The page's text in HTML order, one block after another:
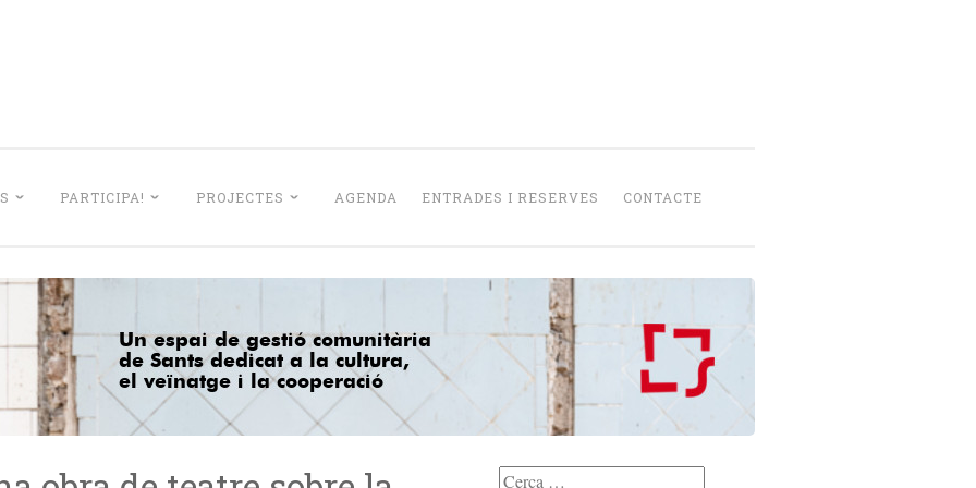
PARTICIPA! PROJECTES AGENDA ENTRADES I RESERVES CONTACTE
Cerca: